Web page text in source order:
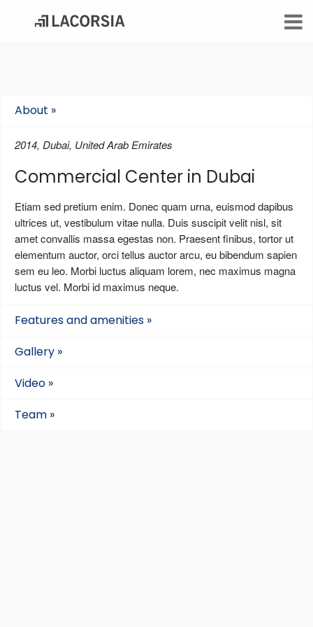
About »
2014, Dubai, United Arab Emirates
Commercial Center in Dubai
Etiam sed pretium enim. Donec quam urna, euismod dapibus
ultrices ut, vestibulum vitae nulla. Duis suscipit velit nisl, sit
amet convallis massa egestas non. Praesent finibus, tortor ut
elementum auctor, orci tellus auctor arcu, eu bibendum sapien
sem eu leo. Morbi luctus aliquam lorem, nec maximus magna
luctus vel. Morbi id maximus neque.
Features and amenities »
Gallery »
Video »
Team »